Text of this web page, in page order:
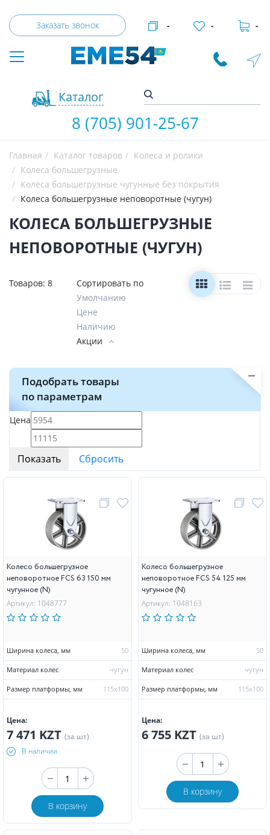
Заказать звонок
Каталог
- - -
8 (705) 901-25-67
Главная Каталог товаров
Колеса и ролики
Колеса большегрузные
Колеса большегрузные чугунные без покрытия
Колеса большегрузные неповоротные (чугун)
КОЛЕСА БОЛЬШЕГРУЗНЫЕ
НЕПОВОРОТНЫЕ (ЧУГУН)
Товаров: 8
Сортировать по
Умолчанию
Цене
Наличию
Акции
Подобрать товары
по параметрам
Цена
Колесо большегрузное
неповоротное FCS 63 150 мм
чугунное (N)
Артикул: 1048777
Ширина колеса, мм 50
Материал колес чугун
Размер платформы, мм 115х100
Цена:
7 471 KZT (за шт)
В наличии
В корзину
Колесо большегрузное
неповоротное FCS 54 125 мм
чугунное (N)
Артикул: 1048163
Ширина колеса, мм 50
Материал колес чугун
Размер платформы, мм 115х100
Цена:
6 755 KZT (за шт)
В корзину